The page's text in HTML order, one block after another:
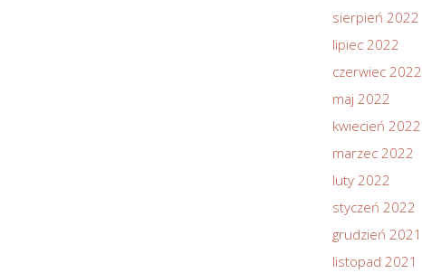
sierpień 2022
lipiec 2022
czerwiec 2022
maj 2022
kwiecień 2022
marzec 2022
luty 2022
styczeń 2022
grudzień 2021
listopad 2021